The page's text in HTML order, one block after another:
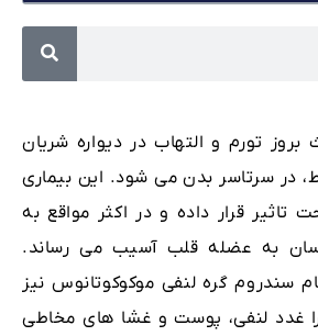
بروز تورم و التهاب در دیواره شریان
در سرتاسر بدن می شود. این بیماری
تاثیر قرار داده و در اکثر مواقع به
به عضله قلب آسیب می رساند.
نام سندروم گره لنفی موکوکوتانوس نیز
غدد لنفی، پوست و غشا های مخاطی